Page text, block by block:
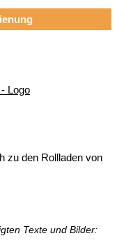
zu den Rollladen von
Texte und Bilder: